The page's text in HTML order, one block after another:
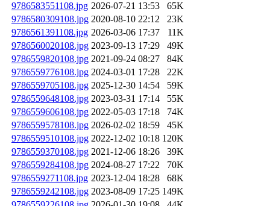
9786583551108.jpg 2026-07-21 13:53
65K
9786580309108.jpg 2020-08-10 22:12
23K
9786561391108.jpg 2026-03-06 17:37
11K
9786560020108.jpg 2023-09-13 17:29
49K
9786559820108.jpg 2021-09-24 08:27
84K
9786559776108.jpg 2024-03-01 17:28
22K
9786559705108.jpg 2025-12-30 14:54
59K
9786559648108.jpg 2023-03-31 17:14
55K
9786559606108.jpg 2022-05-03 17:18
74K
9786559578108.jpg 2026-02-02 18:59
45K
9786559510108.jpg 2022-12-02 10:18 120K
9786559370108.jpg 2021-12-06 18:26
39K
9786559284108.jpg 2024-08-27 17:22
70K
9786559271108.jpg 2023-12-04 18:28
68K
9786559242108.jpg 2023-08-09 17:25 149K